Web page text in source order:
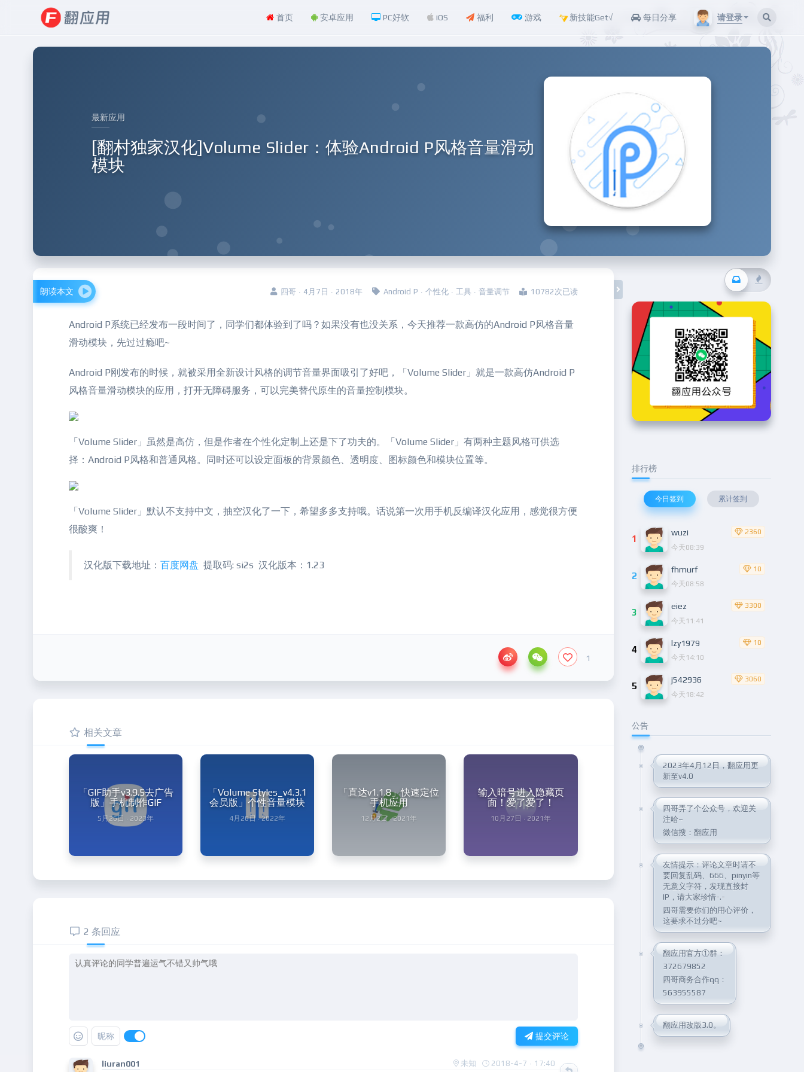
首页 安卓应用 PC好软 iOS 福利 游戏 新技能Get√ 每日分享 请登录
最新应用
[翻村独家汉化]Volume Slider：体验Android P风格音量滑动
模块
四哥 · 4月7日 · 2018年 Android P · 个性化· 工具· 音量调节 10782次已读
朗读本文
Android P系统已经发布一段时间了，同学们都体验到了吗？如果没有也没关系，今天推荐一款高仿的Android P风格音量
滑动模块，先过过瘾吧~
Android P刚发布的时候，就被采用全新设计风格的调节音量界面吸引了好吧，「Volume Slider」就是一款高仿Android P
风格音量滑动模块的应用，打开无障碍服务，可以完美替代原生的音量控制模块。
「Volume Slider」虽然是高仿，但是作者在个性化定制上还是下了功夫的。「Volume Slider」有两种主题风格可供选
择：Android P风格和普通风格。同时还可以设定面板的背景颜色、透明度、图标颜色和模块位置等。
「Volume Slider」默认不支持中文，抽空汉化了一下，希望多多支持哦。话说第一次用手机反编译汉化应用，感觉很方便
很酸爽！
汉化版下载地址： 百度网盘 提取码: si2s 汉化版本：1.23
1
相关文章
「GIF助手v3.9.5去广告
版」手机制作GIF
5月26日 · 2023年
「Volume Styles_v4.3.1
会员版」个性音量模块
4月26日 · 2022年
「直达v1.1.8」快速定位
手机应用
12月2日 · 2021年
输入暗号进入隐藏页
面！爱了爱了！
10月27日 · 2021年
2 条回应
昵称 提交评论
liuran001 未知 2018-4-7 · 17:40
排行榜
今日签到 累计签到
1
wuzi
今天08:39
2360
2
fhmurf
今天08:58
10
3
eiez
今天11:41
3300
4
lzy1979
今天14:10
10
5
j542936
今天18:42
3060
公告
2023年4月12日，翻应用更
新至v4.0
四哥弄了个公众号，欢迎关
注哈~
微信搜：翻应用
友情提示：评论文章时请不
要回复乱码、666、pinyin等
无意义字符，发现直接封
IP，请大家珍惜-.-
四哥需要你们的用心评价，
这要求不过分吧~
翻应用官方①群：
372679852
四哥商务合作qq：
563955587
翻应用改版3.0。